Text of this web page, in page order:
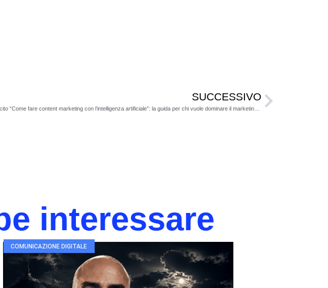
SUCCESSIVO
È uscito “Come fare content marketing con l’intelligenza artificiale”: la guida per chi vuole dominare il marketing del futuro
interessare
COMUNICAZIONE DIGITALE